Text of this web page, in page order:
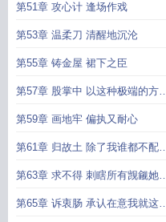
第51章 攻心计 逢场作戏
第53章 温柔刀 清醒地沉沦
第55章 铸金屋 裙下之臣
第57章 股掌中 以这种极端的方
一同死去
第59章 画地牢 偏执又耐心
第61章 归故土 除了我谁都不配
他
第63章 求不得 刺瞎所有觊觎她
眼睛
第65章 诉衷肠 承认在意我就这